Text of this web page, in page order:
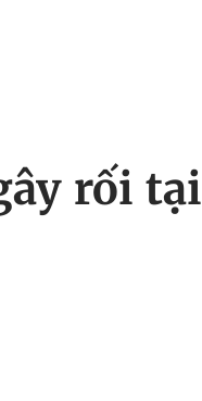
rối tại